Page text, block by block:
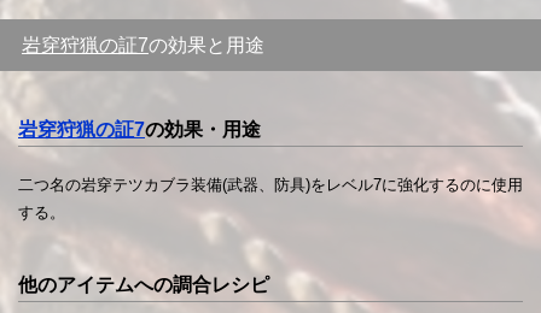
岩穿狩猟の証7の効果と用途
岩穿狩猟の証7の効果・用途
二つ名の岩穿テツカブラ装備(武器、防具)をレベル7に強化するのに使用
する。
他のアイテムへの調合レシピ